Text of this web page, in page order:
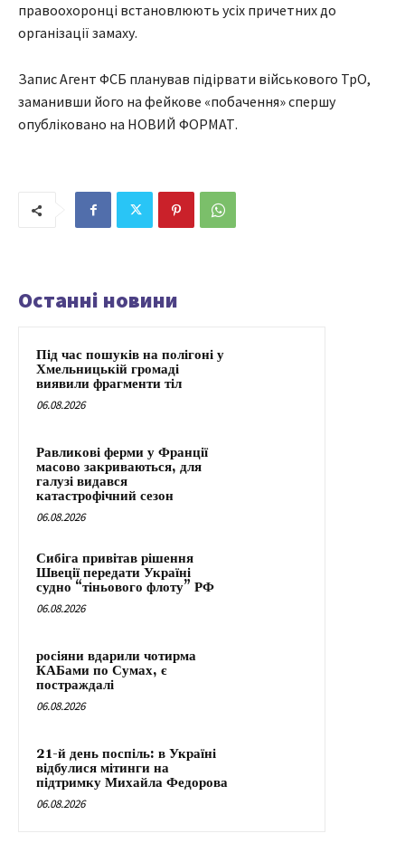
правоохоронці встановлюють усіх причетних до
організації замаху.
Запис Агент ФСБ планував підірвати військового ТрО,
заманивши його на фейкове «побачення» спершу
опубліковано на НОВИЙ ФОРМАТ.
Останні новини
Під час пошуків на полігоні у
Хмельницькій громаді
виявили фрагменти тіл
06.08.2026
Равликові ферми у Франції
масово закриваються, для
галузі видався
катастрофічний сезон
06.08.2026
Сибіга привітав рішення
Швеції передати Україні
судно “тіньового флоту” РФ
06.08.2026
росіяни вдарили чотирма
КАБами по Сумах, є
постраждалі
06.08.2026
21-й день поспіль: в Україні
відбулися мітинги на
підтримку Михайла Федорова
06.08.2026